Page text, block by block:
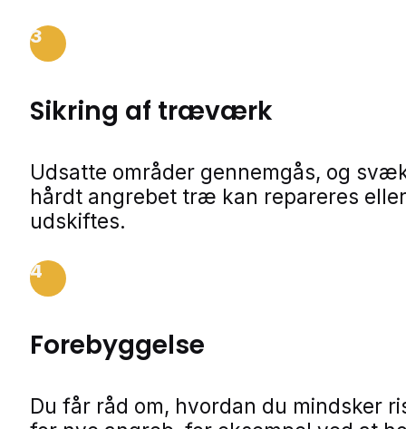
3
Sikring af træværk
Udsatte områder gennemgås, og
hårdt angrebet træ kan repareres eller
udskiftes.
4
Forebyggelse
Du får råd om, hvordan du mindsker